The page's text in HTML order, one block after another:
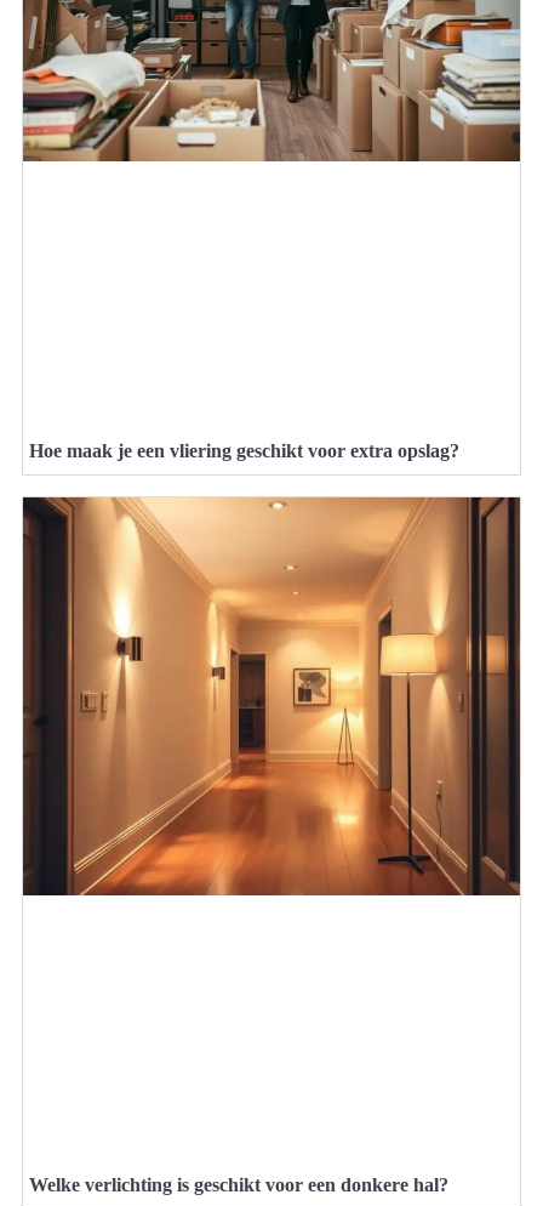
Hoe maak je een vliering geschikt voor extra opslag?
Welke verlichting is geschikt voor een donkere hal?